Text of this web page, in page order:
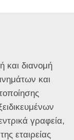
και διανομή
και
γραφεία,
εταιρείας